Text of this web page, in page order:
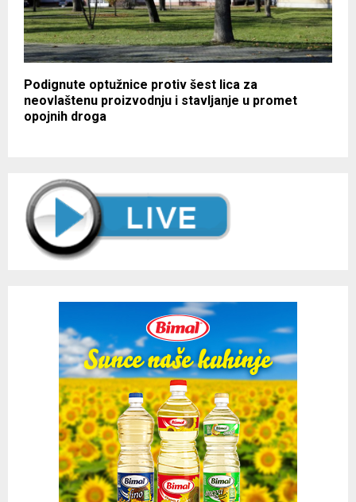
Podignute optužnice protiv šest lica za
neovlaštenu proizvodnju i stavljanje u promet
opojnih droga